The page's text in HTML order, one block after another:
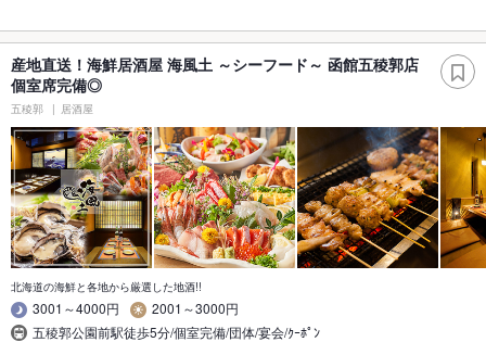
産地直送！海鮮居酒屋 海風土 ～シーフード～ 函館五稜郭店
個室席完備◎
五稜郭 居酒屋
北海道の海鮮と各地から厳選した地酒!!
3001～4000円
2001～3000円
五稜郭公園前駅徒歩5分/個室完備/団体/宴会/ｸｰﾎﾟﾝ